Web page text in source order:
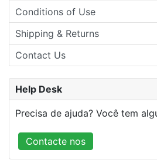
Conditions of Use
Shipping & Returns
Contact Us
Help Desk
Precisa de ajuda? Você tem
Contacte nos